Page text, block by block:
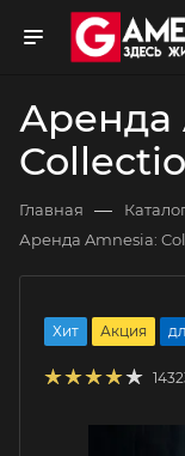
Аренда
Главная —
Аренда Amnesia:
Хит Акция